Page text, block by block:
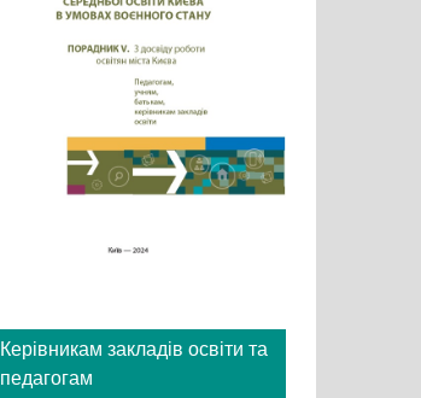
Керівникам закладів освіти та
педагогам